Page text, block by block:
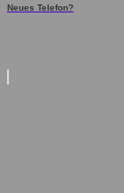
Neues Telefon?